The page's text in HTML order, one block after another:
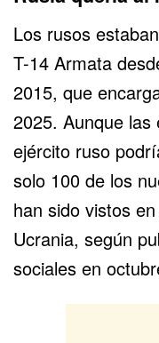
Los rusos
T-14 Armata
2015, que
2025. Aunque
ejército ruso
solo 100 de los
han sido vistos
Ucrania, según
sociales en